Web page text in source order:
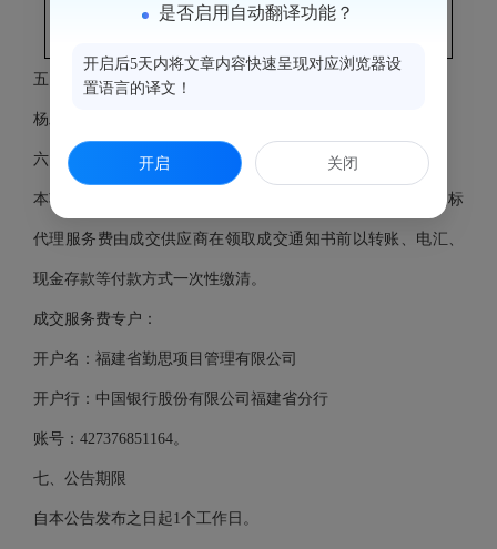
五、评审专家名单：
杨雅清、陈明华、林云青（采购人代表）
六、代理服务收费标准及金额：
本项目代理费收费标准 5000元包干计取，招标
代理服务费由成交供应商在领取成交通知书前以转账、电汇、
现金存款等付款方式一次性缴清。
成交服务费专户：
开户名：福建省勤思项目管理有限公司
开户行：中国银行股份有限公司福建省分行
账号： 427376851164。
七、公告期限
自本公告发布之日起1个工作日。
是否启用自动翻译功能？
开启后5天内将文章内容快速呈现对应浏览器设
置语言的译文！
开启 关闭